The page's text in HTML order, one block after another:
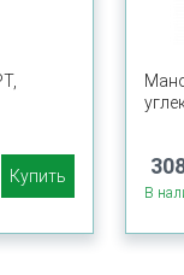
Купить
В